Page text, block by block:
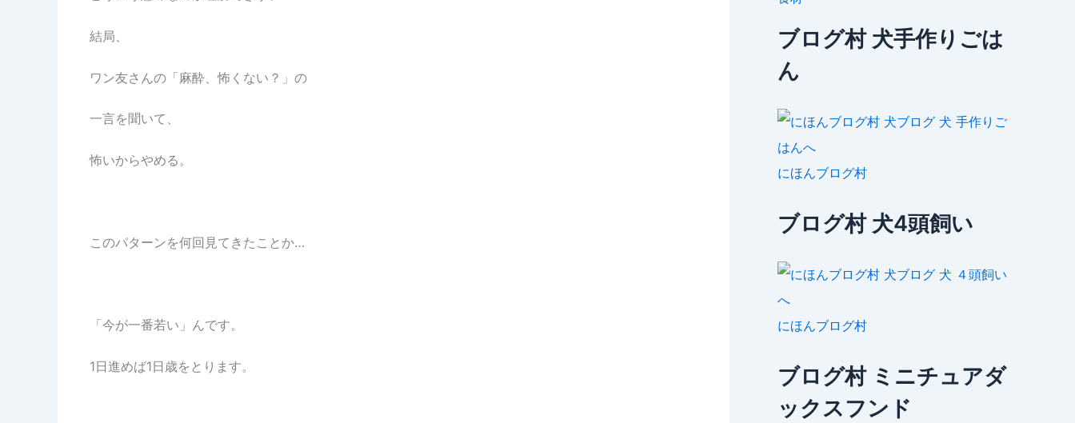
結局、
ワン友さんの「麻酔、怖くない？」の
一言を聞いて、
怖いからやめる。
このパターンを何回見てきたことか…
「今が一番若い」んです。
1日進めば1日歳をとります。
ブログ村 犬手作りごは
ん
にほんブログ村
ブログ村 犬4頭飼い
にほんブログ村
ブログ村 ミニチュアダ
ックスフンド